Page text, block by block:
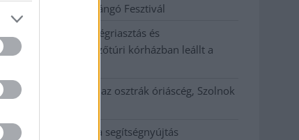
Jászberény, indul a Csángó Fesztivál
Meghosszabbított hőségriasztás és
vízkorlátozások, a mezőtúri kórházban leállt a
Átszervezi működését az osztrák óriáscég, Szolnok
Tragédiába torkollott a segítségnyújtás